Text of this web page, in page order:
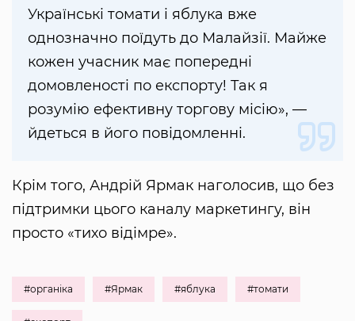
Українські томати і яблука вже
однозначно поїдуть до Малайзії. Майже
кожен учасник має попередні
домовленості по експорту! Так я
розумію ефективну торгову місію», —
йдеться в його повідомленні.
Крім того, Андрій Ярмак наголосив, що без
підтримки цього каналу маркетингу, він
просто «тихо відімре».
#органіка #Ярмак #яблука #томати